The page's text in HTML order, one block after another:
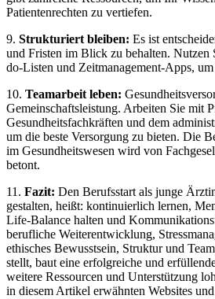
Patientenrechten zu vertiefen.
9. Strukturiert bleiben: Es ist
und Fristen im Blick zu behalten. Nutzen
do-Listen und Zeitmanagement-Apps,
10. Teamarbeit leben:
Gemeinschaftsleistung. Arbeiten Sie mit
Gesundheitsfachkräften und dem
um die beste Versorgung zu bieten. Die
im Gesundheitswesen wird von
betont.
11. Fazit: Den Berufsstart als junge
gestalten, heißt: kontinuierlich lernen,
Life-Balance halten und
berufliche Weiterentwicklung,
ethisches Bewusstsein, Struktur und
stellt, baut eine erfolgreiche und
weitere Ressourcen und Unterstützung
in diesem Artikel erwähnten Websites